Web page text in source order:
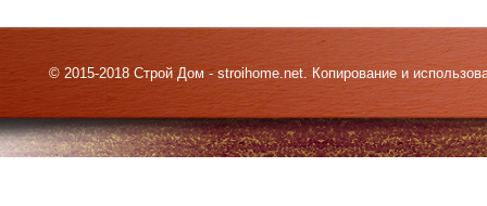
© 2015-2018 Строй Дом - stroihome.net. Копирование и